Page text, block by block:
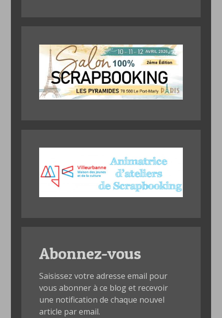
Abonnez-vous
Saisissez votre adresse email pour
vous abonner à ce blog et recevoir
une notification de chaque nouvel
article par email.